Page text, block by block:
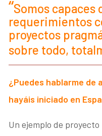
Somos
requerimientos
proyectos
sobre todo,
¿Puedes hablarme de
hayáis iniciado en
Un ejemplo de